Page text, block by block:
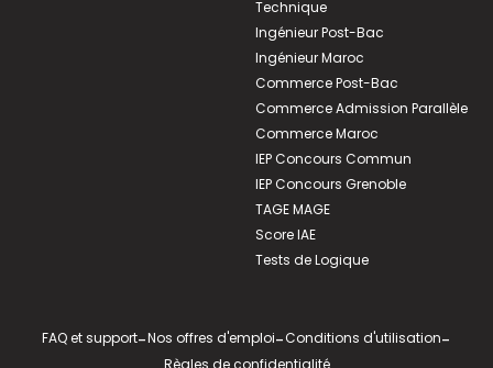
Technique
Ingénieur Post-Bac
Ingénieur Maroc
Commerce Post-Bac
Commerce Admission Parallèle
Commerce Maroc
IEP Concours Commun
IEP Concours Grenoble
TAGE MAGE
Score IAE
Tests de Logique
FAQ et support-Nos offres d'emploi-Conditions d'utilisation-
Règles de confidentialité